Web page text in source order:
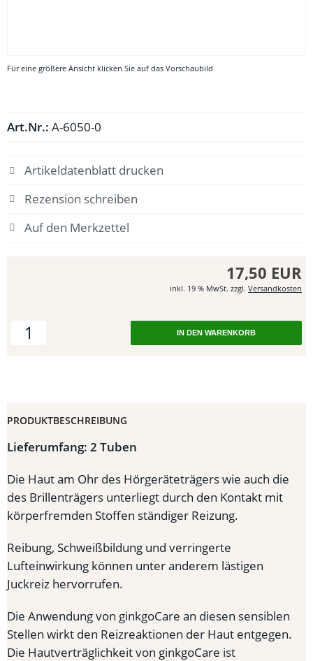
Für eine größere Ansicht klicken Sie auf das Vorschaubild
17,50 EUR
inkl. 19 % MwSt. zzgl. Versandkosten
IN DEN WARENKORB
Art.Nr.: A-6050-0
Artikeldatenblatt drucken
Rezension schreiben
PRODUKTBESCHREIBUNG
Lieferumfang: 2 Tuben
Die Haut am Ohr des Hörgeräteträgers wie auch die
des Brillenträgers unterliegt durch den Kontakt mit
körperfremden Stoffen ständiger Reizung.
Reibung, Schweißbildung und verringerte
Lufteinwirkung können unter anderem lästigen
Juckreiz hervorrufen.
Die Anwendung von ginkgoCare an diesen sensiblen
Stellen wirkt den Reizreaktionen der Haut entgegen.
Die Hautverträglichkeit von ginkgoCare ist